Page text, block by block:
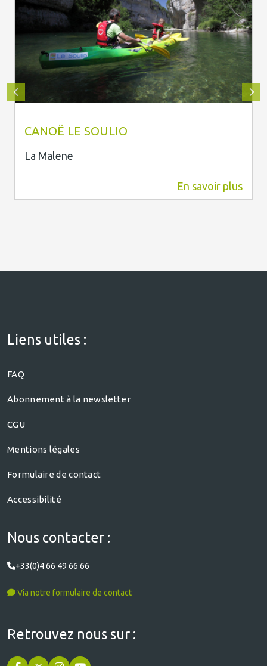
CANOË LE SOULIO
La Malene
En savoir plus
Liens utiles :
FAQ
Abonnement à la newsletter
CGU
Mentions légales
Formulaire de contact
Accessibilité
Nous contacter :
+33(0)4 66 49 66 66
Via notre formulaire de contact
Retrouvez nous sur :